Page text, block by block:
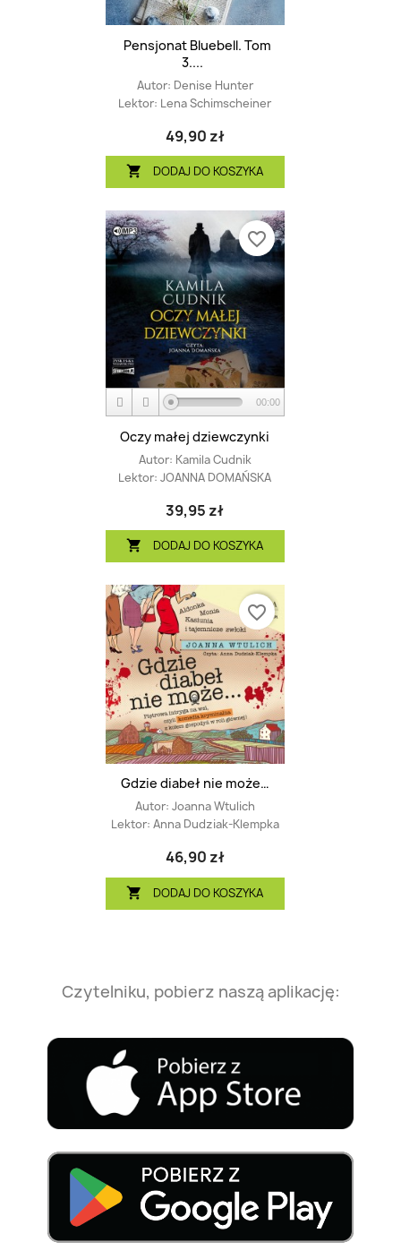
Pensjonat Bluebell. Tom
3....
Autor: Denise Hunter
Lektor: Lena Schimscheiner
49,90 zł
 DODAJ DO KOSZYKA
00:00
Oczy małej dziewczynki
Autor: Kamila Cudnik
Lektor: JOANNA DOMAŃSKA
39,95 zł
 DODAJ DO KOSZYKA
favorite_border
Gdzie diabeł nie może…
Autor: Joanna Wtulich
Lektor: Anna Dudziak-Klempka
46,90 zł
 DODAJ DO KOSZYKA
favorite_border
Czytelniku, pobierz naszą aplikację: